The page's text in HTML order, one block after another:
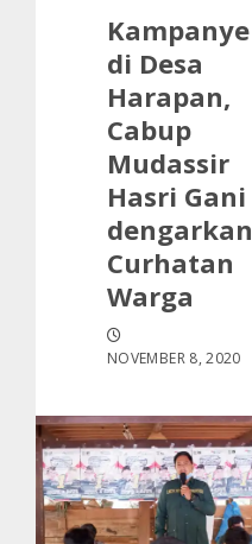
Kampanye
di Desa
Harapan,
Cabup
Mudassir
Hasri Gani
dengarkan
Curhatan
Warga
NOVEMBER 8, 2020